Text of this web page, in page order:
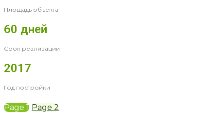
Площадь объекта
60 дней
Срок реализации
2017
Год постройки
Page 1 Page 2